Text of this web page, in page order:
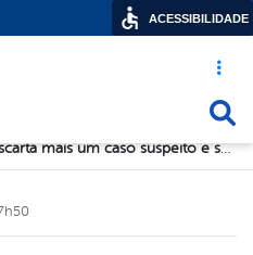
Acesso
Tupanatinga descarta mais um caso suspeito e segue com 7 casos confirmados de Covid-19
ACESSIBILIDADE